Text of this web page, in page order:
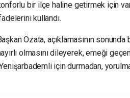
bir ilçe haline getirmek için
kullandı.
Özata, açıklamasının sonunda
olmasını dileyerek, emeği
için durmadan,